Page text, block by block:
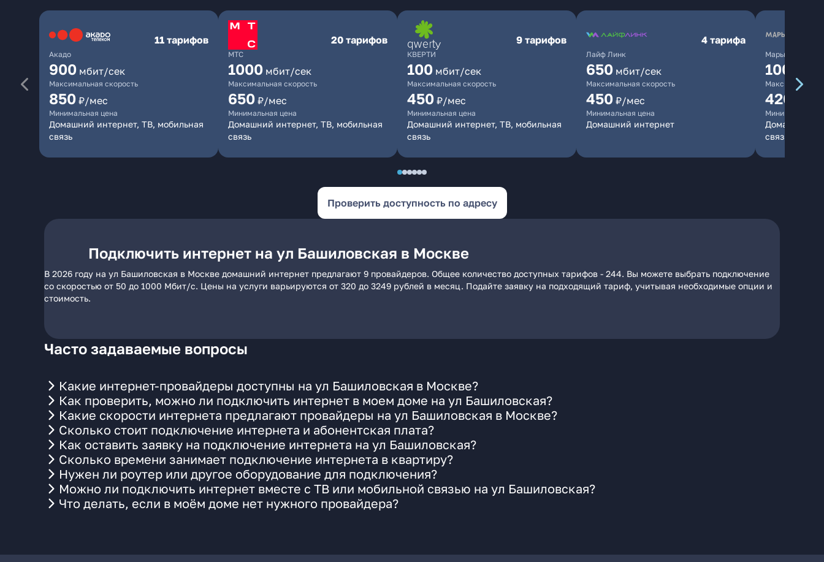
Акадо
11 тарифов
900 мбит/сек
Максимальная скорость
850 ₽/мес
Минимальная цена
Домашний интернет, ТВ, мобильная
связь
МТС
20 тарифов
1000 мбит/сек
Максимальная скорость
650 ₽/мес
Минимальная цена
Домашний интернет, ТВ, мобильная
связь
КВЕРТИ
9 тарифов
100 мбит/сек
Максимальная скорость
450 ₽/мес
Минимальная цена
Домашний интернет, ТВ, мобильная
связь
Лайф Линк
4 тарифа
650 мбит/сек
Максимальная скорость
450 ₽/мес
Минимальная цена
Домашний интернет
Марьино.нет
10000
Максимальная
420
Минимальная
Домашний
связь
Проверить доступность по адресу
Подключить интернет на ул Башиловская в Москве
В 2026 году на ул Башиловская в Москве домашний интернет предлагают 9 провайдеров. Общее количество доступных тарифов - 244. Вы можете выбрать подключение
со скоростью от 50 до 1000 Мбит/с. Цены на услуги варьируются от 320 до 3249 рублей в месяц. Подайте заявку на подходящий тариф, учитывая необходимые опции и
стоимость.
Часто задаваемые вопросы
Какие интернет-провайдеры доступны на ул Башиловская в Москве?
Как проверить, можно ли подключить интернет в моем доме на ул Башиловская?
Какие скорости интернета предлагают провайдеры на ул Башиловская в Москве?
Сколько стоит подключение интернета и абонентская плата?
Как оставить заявку на подключение интернета на ул Башиловская?
Сколько времени занимает подключение интернета в квартиру?
Нужен ли роутер или другое оборудование для подключения?
Можно ли подключить интернет вместе с ТВ или мобильной связью на ул Башиловская?
Что делать, если в моём доме нет нужного провайдера?